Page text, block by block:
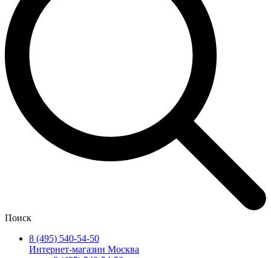
Поиск
8 (495) 540-54-50
Интернет-магазин Москва